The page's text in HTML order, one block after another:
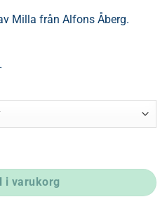
Milla från Alfons Åberg.
i varukorg